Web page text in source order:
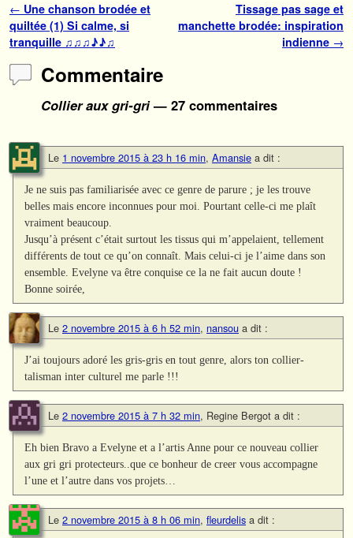
Navigation des articles
← Une chanson brodée et
quiltée (1) Si calme, si
tranquille ♫♫♫♪♪♫
Tissage pas sage et
manchette brodée: inspiration
indienne →
Commentaire
Collier aux gri-gri— 27 commentaires
Le 1 novembre 2015 à 23 h 16 min, Amansie a dit :
Je ne suis pas familiarisée avec ce genre de parure ; je les trouve
belles mais encore inconnues pour moi. Pourtant celle-ci me plaît
vraiment beaucoup.
Jusqu’à présent c’était surtout les tissus qui m’appelaient, tellement
différents de tout ce qu’on connaît. Mais celui-ci je l’aime dans son
ensemble. Evelyne va être conquise ce la ne fait aucun doute !
Bonne soirée,
Le 2 novembre 2015 à 6 h 52 min, nansou a dit :
J’ai toujours adoré les gris-gris en tout genre, alors ton collier-
talisman inter culturel me parle !!!
Le 2 novembre 2015 à 7 h 32 min, Regine Bergot a dit :
Eh bien Bravo a Evelyne et a l’artis Anne pour ce nouveau collier
aux gri gri protecteurs..que ce bonheur de creer vous accompagne
l’une et l’autre dans vos projets…
Le 2 novembre 2015 à 8 h 06 min, fleurdelis a dit :